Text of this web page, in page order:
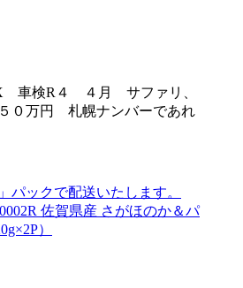
車検R４ ４月 サファリ、
０万円 札幌ナンバーであれ
パックで配送いたします。
佐賀県産 さがほのか＆パ
）